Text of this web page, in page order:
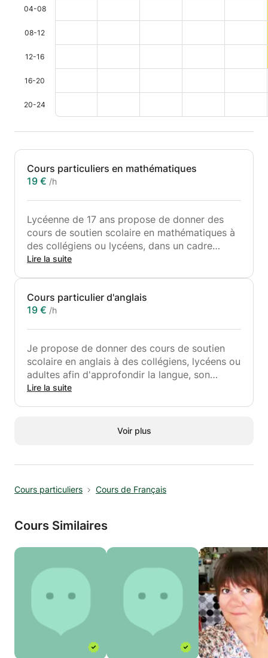
04-08
08-12
12-16
16-20
20-24
Cours particuliers en mathématiques
19 € /h
Lycéenne de 17 ans propose de donner des
cours de soutien scolaire en mathématiques à
des collégiens ou lycéens, dans un cadre
ludique mais sérieux.
Lire la suite
Cours particulier d'anglais
19 € /h
Je propose de donner des cours de soutien
scolaire en anglais à des collégiens, lycéens ou
adultes afin d'approfondir la langue, son
expression et sa compréhension. Contactez
Lire la suite
Voir plus
Cours particuliers Cours de Français
Cours Similaires